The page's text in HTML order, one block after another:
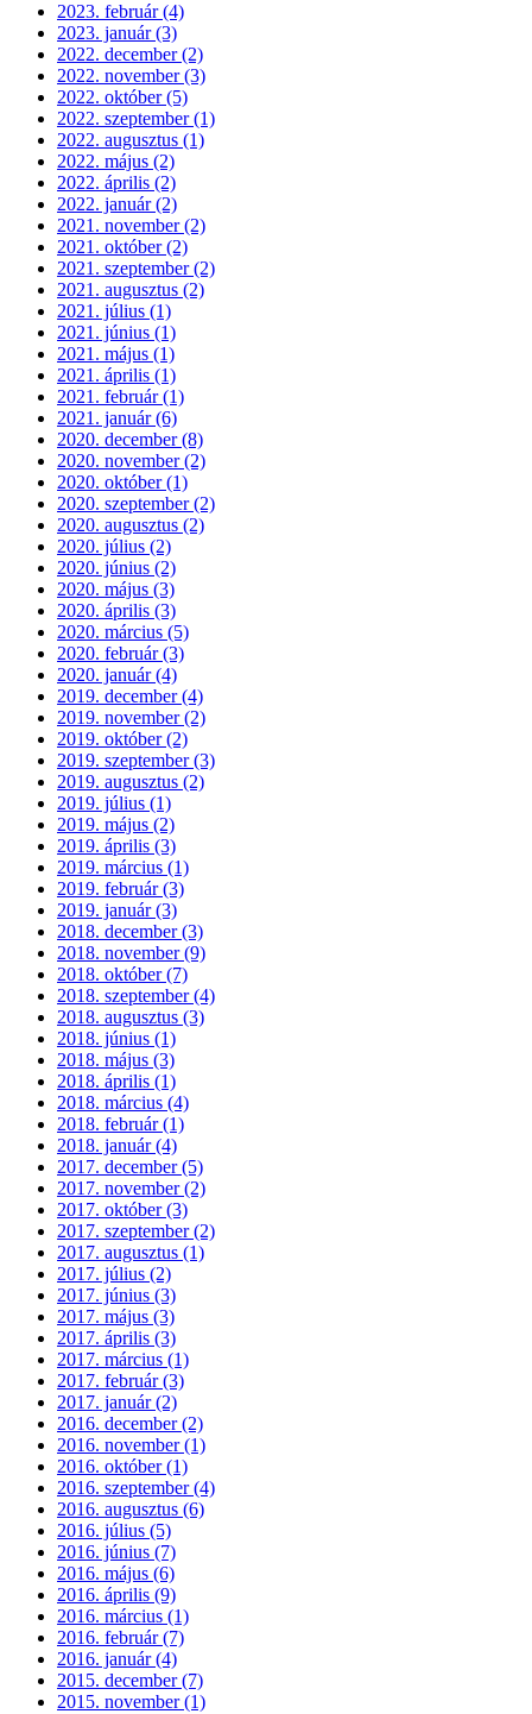
2023. február (4)
2023. január (3)
2022. december (2)
2022. november (3)
2022. október (5)
2022. szeptember (1)
2022. augusztus (1)
2022. május (2)
2022. április (2)
2022. január (2)
2021. november (2)
2021. október (2)
2021. szeptember (2)
2021. augusztus (2)
2021. július (1)
2021. június (1)
2021. május (1)
2021. április (1)
2021. február (1)
2021. január (6)
2020. december (8)
2020. november (2)
2020. október (1)
2020. szeptember (2)
2020. augusztus (2)
2020. július (2)
2020. június (2)
2020. május (3)
2020. április (3)
2020. március (5)
2020. február (3)
2020. január (4)
2019. december (4)
2019. november (2)
2019. október (2)
2019. szeptember (3)
2019. augusztus (2)
2019. július (1)
2019. május (2)
2019. április (3)
2019. március (1)
2019. február (3)
2019. január (3)
2018. december (3)
2018. november (9)
2018. október (7)
2018. szeptember (4)
2018. augusztus (3)
2018. június (1)
2018. május (3)
2018. április (1)
2018. március (4)
2018. február (1)
2018. január (4)
2017. december (5)
2017. november (2)
2017. október (3)
2017. szeptember (2)
2017. augusztus (1)
2017. július (2)
2017. június (3)
2017. május (3)
2017. április (3)
2017. március (1)
2017. február (3)
2017. január (2)
2016. december (2)
2016. november (1)
2016. október (1)
2016. szeptember (4)
2016. augusztus (6)
2016. július (5)
2016. június (7)
2016. május (6)
2016. április (9)
2016. március (1)
2016. február (7)
2016. január (4)
2015. december (7)
2015. november (1)